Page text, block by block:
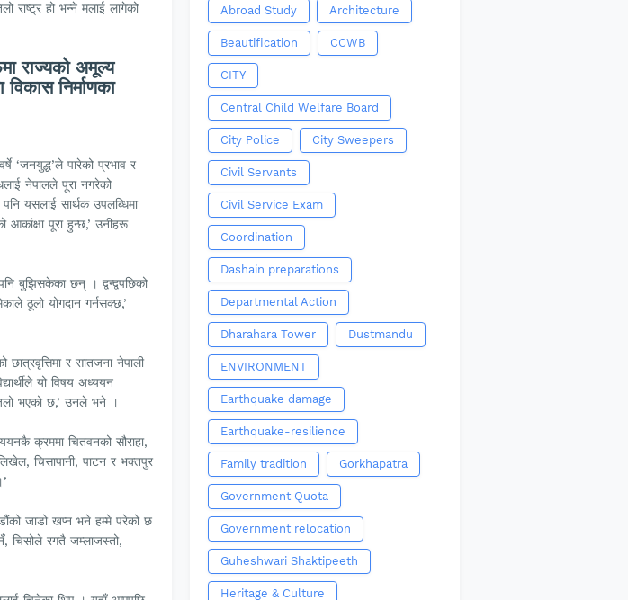
राष्ट्र हो भन्ने मलाई लागेको
राज्यको अमूल्य
निर्माणका
‘जनयुद्ध’ले पारेको प्रभाव र
नेपालले पूरा नगरेको
यसलाई सार्थक उपलब्धिमा
पूरा हुन्छ,’ उनीहरू
बुझिसकेका छन् । द्वन्द्वपछिको
ठूलो योगदान गर्नसक्छ,’
र सातजना नेपाली
यो विषय अध्ययन
भएको छ,’ उनले भने ।
क्रममा चितवनको सौराहा,
चिसापानी, पाटन र भक्तपुर
जाडो खप्न भने हम्मे परेको छ
चिसोले रगतै जम्लाजस्तो,
Abroad Study Architecture
Beautification CCWB
CITY
Central Child Welfare Board
City Police City Sweepers
Civil Servants
Civil Service Exam
Coordination
Dashain preparations
Departmental Action
Dharahara Tower Dustmandu
ENVIRONMENT
Earthquake damage
Earthquake-resilience
Family tradition Gorkhapatra
Government Quota
Government relocation
Guheshwari Shaktipeeth
Heritage & Culture